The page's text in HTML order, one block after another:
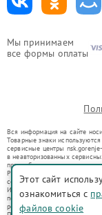
Мы принимаем
все формы оплаты
Вся информация на сайте
Товарные знаки
сервисные центры
в неавторизованных
правообладателями
Ремонт осуществляется для
со статьей 1487 ГК РФ.
Использование товарных
потребителей в заблуждение,
ремонту техники указанных
Этот сайт
ознакомиться с
файлов cookie